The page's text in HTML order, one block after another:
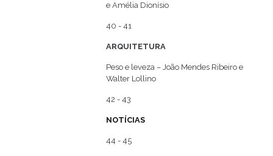
e Amélia Dionísio
40 - 41
ARQUITETURA
Peso e leveza – João Mendes Ribeiro e
Walter Lollino
42 - 43
NOTÍCIAS
44 - 45